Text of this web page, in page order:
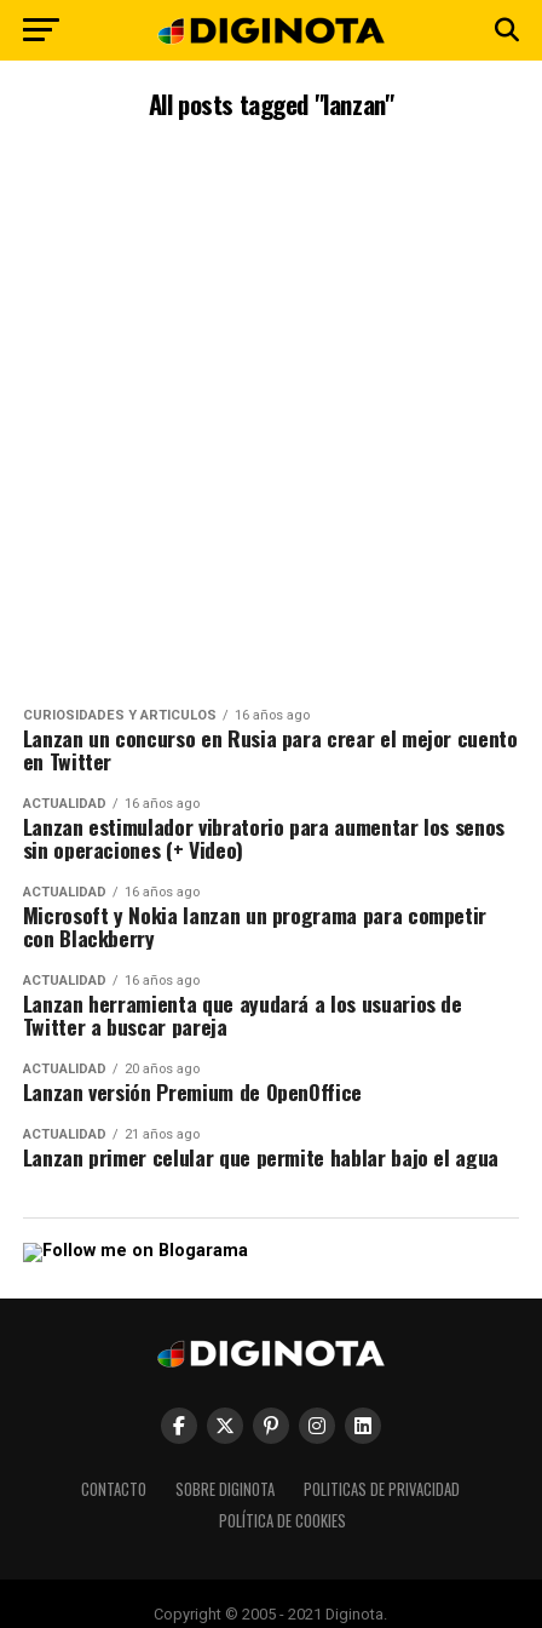
All posts tagged "lanzan"
CURIOSIDADES Y ARTÍCULOS 16 años ago
Lanzan un concurso en Rusia para crear el mejor cuento
en Twitter
ACTUALIDAD 16 años ago
Lanzan estimulador vibratorio para aumentar los senos
sin operaciones (+ Video)
ACTUALIDAD 16 años ago
Microsoft y Nokia lanzan un programa para competir
con Blackberry
ACTUALIDAD 16 años ago
Lanzan herramienta que ayudará a los usuarios de
Twitter a buscar pareja
ACTUALIDAD 20 años ago
Lanzan versión Premium de OpenOffice
ACTUALIDAD 21 años ago
Lanzan primer celular que permite hablar bajo el agua
CONTACTO SOBRE DIGINOTA
POLITICAS DE PRIVACIDAD
POLÍTICA DE COOKIES
Copyright © 2005 - 2021 Diginota.